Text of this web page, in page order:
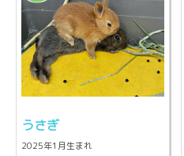
うさぎ
2025年1月生まれ